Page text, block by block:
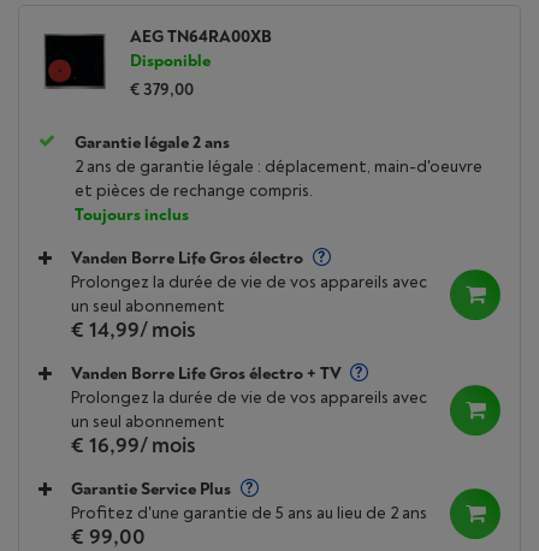
300 RADIANT HOB
TAQUE
VITROCÉRAMIQUE
60 CM
Ouvrez le champ des possibles, en
cuisine
Cette grande table de cuisson dispose à la fois
d'une zone modulable et d'une zone ovale
multifonction, ce qui vous permet d'utiliser des
casseroles de toutes tailles et de toutes formes
pour cuisiner.
AEG TN64RA00XB
Disponible
€ 379,00
Garantie légale 2 ans
2 ans de garantie légale : déplacement, main-d'oeuvre
et pièces de rechange compris.
Toujours inclus
Vanden Borre Life Gros électro
Prolongez la durée de vie de vos appareils avec
un seul abonnement
€ 14,99/ mois
Vanden Borre Life Gros électro + TV
Prolongez la durée de vie de vos appareils avec
un seul abonnement
€ 16,99/ mois
Garantie Service Plus
Profitez d'une garantie de 5 ans au lieu de 2 ans
€ 99,00